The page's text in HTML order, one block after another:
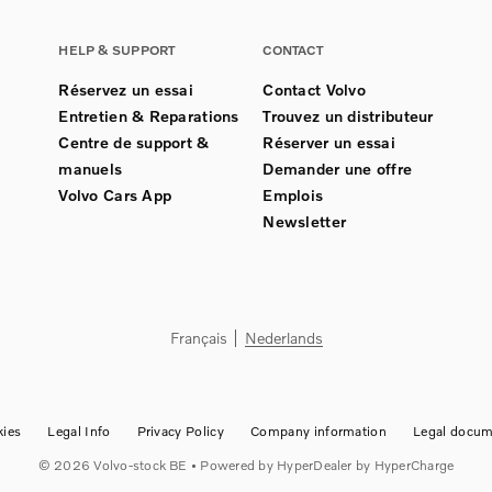
HELP & SUPPORT
Réservez un essai
Entretien & Reparations
Centre de support &
manuels
Volvo Cars App
CONTACT
Contact Volvo
Trouvez un distributeur
Réserver un essai
Demander une offre
Emplois
Newsletter
Français Nederlands
Legal Info Privacy Policy Company information Legal
© 2026 Volvo-stock BE • Powered by HyperDealer by HyperCharge